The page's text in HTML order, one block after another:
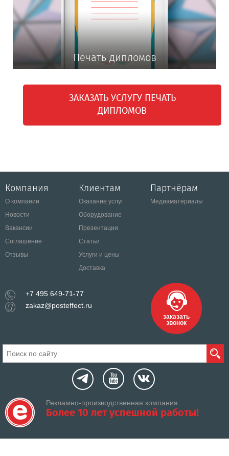
Печать дипломов
ЗАКАЗАТЬ УСЛУГУ ПЕЧАТЬ
ДИПЛОМОВ
Компания
О компании
Новости
Вакансии
Соглашение
Отзывы
Клиентам
Оказание услуг
Оборудование
Презентации
Статьи
Услуги и цены
Доставка
Партнёрам
Медиаматериалы
+7 495 649-71-77
zakaz@posteffect.ru
заказать
звонок
Рекламно-производственная компания
Более 10 лет успешной работы!